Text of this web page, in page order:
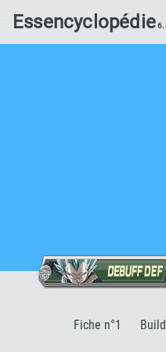
Essencyclopédie
Fiche n°1